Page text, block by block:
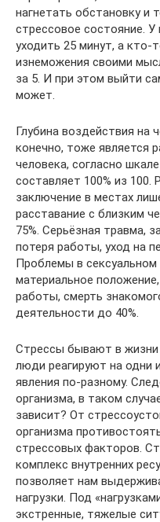
нагнетать обстановку и
стрессовое состояние.
уходить 25 минут, а кто-
изнеможения своими
за 5. И при этом выйти
может.
Глубина воздействия на
конечно, тоже является
человека, согласно
составляет 100% из
заключение в местах
расставание с близким
75%. Серьёзная травма,
потеря работы, уход на
Проблемы в сексуальном
материальное
работы, смерть
деятельности до 40%.
Стрессы бывают в жизни
люди реагируют на одни
явления по-разному.
организма, в таком
зависит? От
организма
стрессовых факторов.
комплекс внутренних
позволяет нам
нагрузки. Под
экстренные, тяжелые